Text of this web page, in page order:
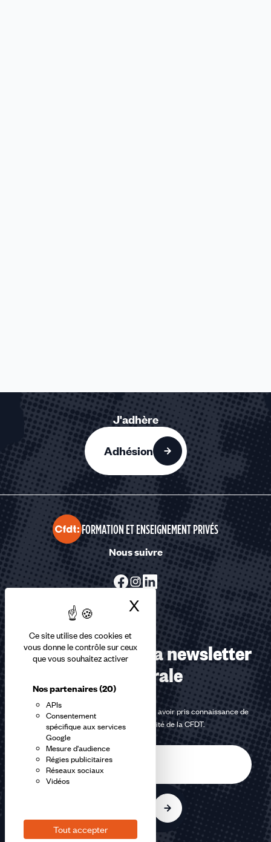
Ce site utilise des cookies et
vous donne le contrôle sur ceux
que vous souhaitez activer
Nos partenaires(20)
APIs
Consentement
spécifique aux services
Google
Mesure d'audience
Régies publicitaires
Réseaux sociaux
Vidéos
Tout accepter
X Masquer le
J'adhère
Adhésion
FORMATION ET ENSEIGNEMENT PRIVÉS
Nous suivre
Abonnez-vous à la newsletter
confédérale
En m'inscrivant à la newsletter, j'affirme avoir pris connaissance de
lapolitique de confidentialité de la CFDT.